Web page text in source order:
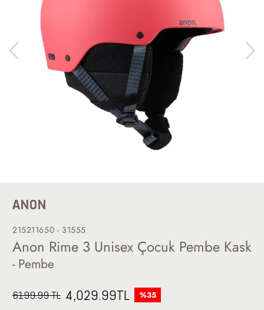
ANON
215211650 - 31555
Anon Rime 3 Unisex Çocuk Pembe Kask
- Pembe
6199.99 TL 4,029.99TL %35